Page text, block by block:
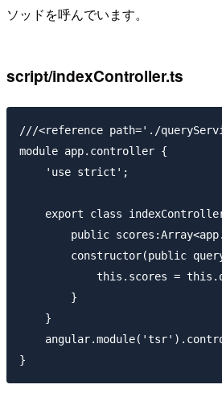
ソッドを呼んでいます。
script/indexController.ts
///<reference path='./
module app.controller {
    'use strict';
export class
public
constructor(public
this.scores =
        }
    }